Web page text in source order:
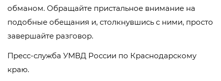
обманом. Обращайте пристальное внимание на
подобные обещания и, столкнувшись с ними, просто
завершайте разговор.
Пресс-служба УМВД России по Краснодарскому
краю.